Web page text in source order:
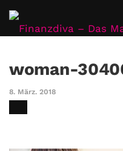
woman-
8. März. 2018